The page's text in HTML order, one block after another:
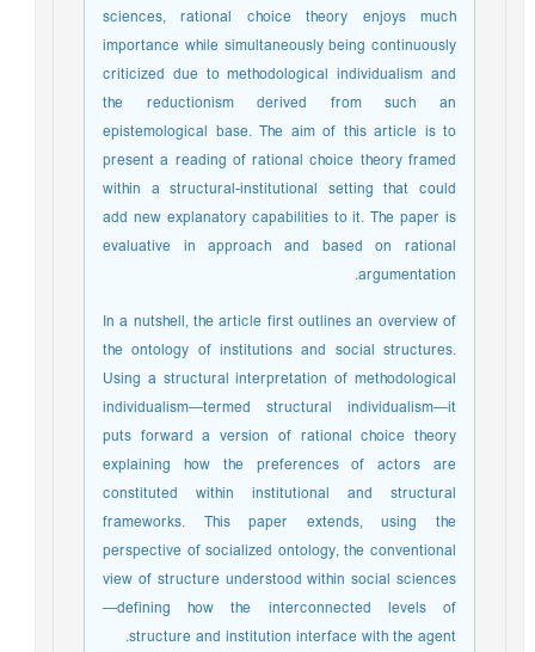
sciences, rational choice theory enjoys much
importance while simultaneously being continuously
criticized due to methodological individualism and
the reductionism derived from such an
epistemological base. The aim of this article is to
present a reading of rational choice theory framed
within a structural-institutional setting that could
add new explanatory capabilities to it. The paper is
evaluative in approach and based on rational
argumentation.
In a nutshell, the article first outlines an overview of
the ontology of institutions and social structures.
Using a structural interpretation of methodological
individualism—termed structural individualism—it
puts forward a version of rational choice theory
explaining how the preferences of actors are
constituted within institutional and structural
frameworks. This paper extends, using the
perspective of socialized ontology, the conventional
view of structure understood within social sciences
—defining how the interconnected levels of
structure and institution interface with the agent.